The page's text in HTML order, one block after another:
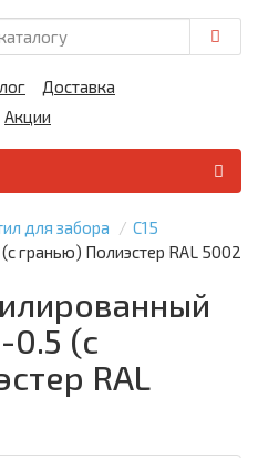
Доставка
Акции
для забора
С15
гранью) Полиэстер RAL 5002
0.5 (с
RAL